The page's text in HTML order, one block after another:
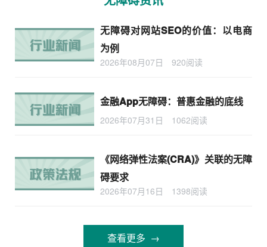
无障碍对网站SEO的价值：以电商
为例
2026年08月07日 920阅读
金融App无障碍：普惠金融的底线
2026年07月31日 1062阅读
《网络弹性法案(CRA)》关联的无障
碍要求
2026年07月16日 1398阅读
查看更多 →